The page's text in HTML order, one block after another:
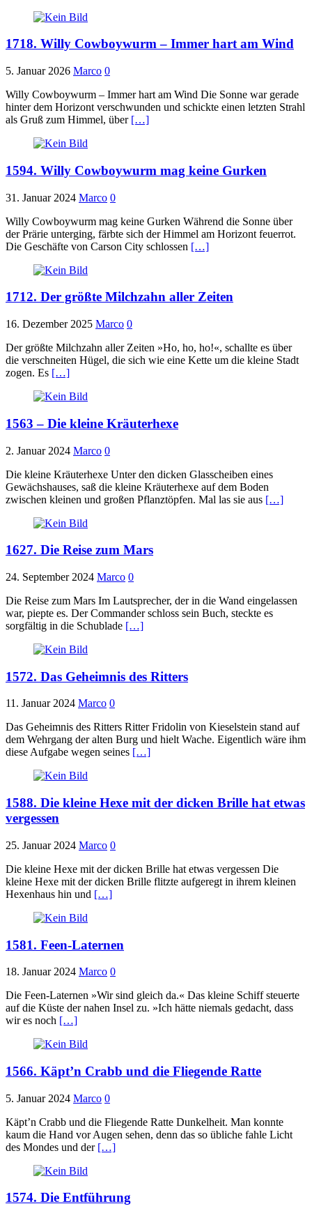
1718. Willy Cowboywurm – Immer hart am Wind
5. Januar 2026 Marco 0
Willy Cowboywurm – Immer hart am Wind Die Sonne war gerade
hinter dem Horizont verschwunden und schickte einen letzten Strahl
als Gruß zum Himmel, über […]
1594. Willy Cowboywurm mag keine Gurken
31. Januar 2024 Marco 0
Willy Cowboywurm mag keine Gurken Während die Sonne über
der Prärie unterging, färbte sich der Himmel am Horizont feuerrot.
Die Geschäfte von Carson City schlossen […]
1712. Der größte Milchzahn aller Zeiten
16. Dezember 2025 Marco 0
Der größte Milchzahn aller Zeiten »Ho, ho, ho!«, schallte es über
die verschneiten Hügel, die sich wie eine Kette um die kleine Stadt
zogen. Es […]
1563 – Die kleine Kräuterhexe
2. Januar 2024 Marco 0
Die kleine Kräuterhexe Unter den dicken Glasscheiben eines
Gewächshauses, saß die kleine Kräuterhexe auf dem Boden
zwischen kleinen und großen Pflanztöpfen. Mal las sie aus […]
1627. Die Reise zum Mars
24. September 2024 Marco 0
Die Reise zum Mars Im Lautsprecher, der in die Wand eingelassen
war, piepte es. Der Commander schloss sein Buch, steckte es
sorgfältig in die Schublade […]
1572. Das Geheimnis des Ritters
11. Januar 2024 Marco 0
Das Geheimnis des Ritters Ritter Fridolin von Kieselstein stand auf
dem Wehrgang der alten Burg und hielt Wache. Eigentlich wäre ihm
diese Aufgabe wegen seines […]
1588. Die kleine Hexe mit der dicken Brille hat etwas
vergessen
25. Januar 2024 Marco 0
Die kleine Hexe mit der dicken Brille hat etwas vergessen Die
kleine Hexe mit der dicken Brille flitzte aufgeregt in ihrem kleinen
Hexenhaus hin und […]
1581. Feen-Laternen
18. Januar 2024 Marco 0
Die Feen-Laternen »Wir sind gleich da.« Das kleine Schiff steuerte
auf die Küste der nahen Insel zu. »Ich hätte niemals gedacht, dass
wir es noch […]
1566. Käpt’n Crabb und die Fliegende Ratte
5. Januar 2024 Marco 0
Käpt’n Crabb und die Fliegende Ratte Dunkelheit. Man konnte
kaum die Hand vor Augen sehen, denn das so übliche fahle Licht
des Mondes und der […]
1574. Die Entführung